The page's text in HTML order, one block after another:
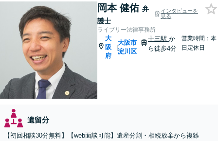
岡本 健佑 弁
護士
インタビューを
見る
ライブリー法律事務所
大
阪
府
|
大阪市
淀川区
十三駅 か
ら徒歩4分
営業時間：本
日定休日
遺留分
【初回相談30分無料】【web面談可能】遺産分割・相続放棄から複雑